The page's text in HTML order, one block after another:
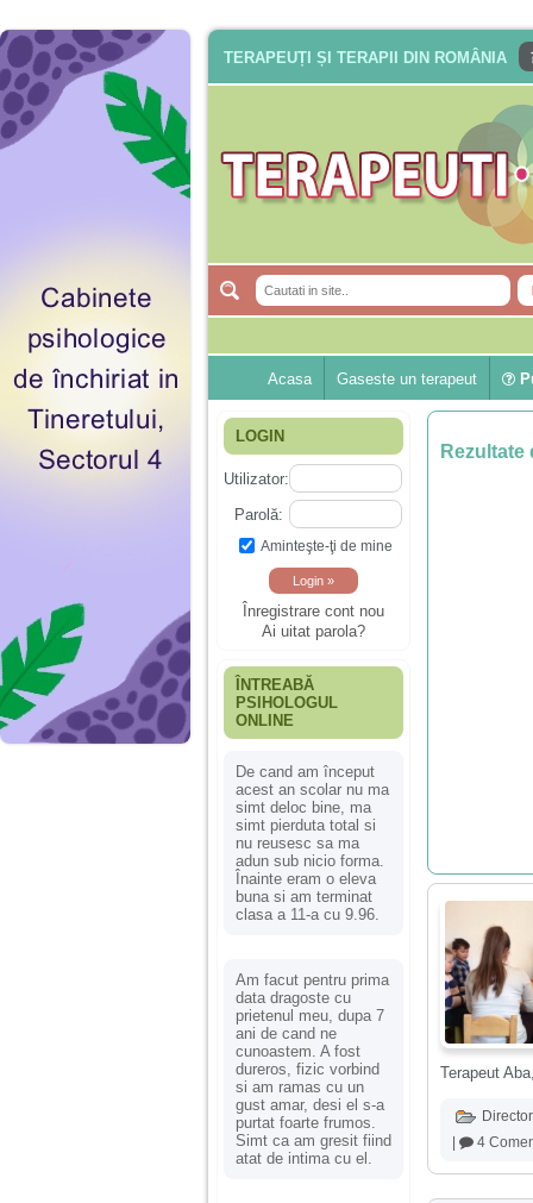
TERAPEUȚI ȘI TERAPII DIN ROMÂNIA
Acasa Gaseste un terapeut
LOGIN
Utilizator:
Parolă:
Aminteşte-ţi de mine
Înregistrare cont nou
Ai uitat parola?
ÎNTREABĂ
PSIHOLOGUL
ONLINE
De cand am început
acest an scolar nu ma
simt deloc bine, ma
simt pierduta total si
nu reusesc sa ma
adun sub nicio forma.
Înainte eram o eleva
buna si am terminat
clasa a 11-a cu 9.96.
Am facut pentru prima
data dragoste cu
prietenul meu, dupa 7
ani de cand ne
cunoastem. A fost
dureros, fizic vorbind
si am ramas cu un
gust amar, desi el s-a
purtat foarte frumos.
Simt ca am gresit fiind
atat de intima cu el.
Rezultate
Terapeut
4